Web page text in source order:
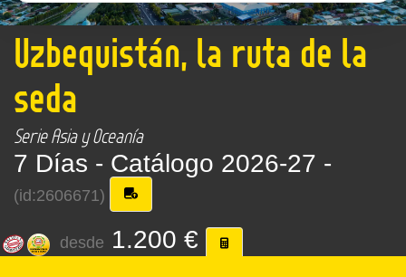
Uzbequistán, la ruta de la
seda
Serie Asia y Oceanía
7 Días - Catálogo 2026-27 -
(id:2606671)
desde 1.200 €